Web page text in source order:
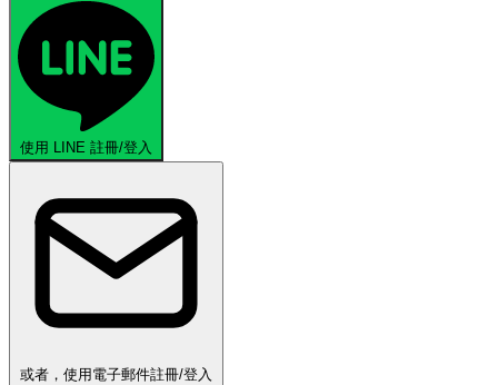
使用 LINE 註冊/登入
或者，使用電子郵件註冊/登入